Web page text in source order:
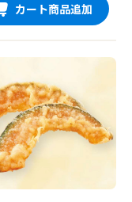
カート商品追加